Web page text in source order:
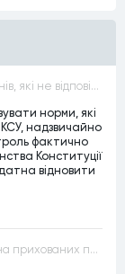
Суди не мають застосовувати положення законів, які не відповідають Конституції, незалежно від того, чи визнавалися вони Конституційним Судом України неконституційними, тобто закони, що суперечать Конституції України не можуть застосовуватися навіть у випадках, коли вони є чинними
норми, які
надзвичайно
фактично
Конституції
відновити
Доктрина виключних повноважень VS Доктрина прихованих повноважень